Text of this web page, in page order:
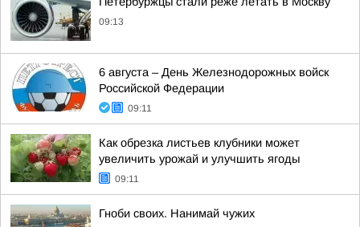
09:13
6 августа – День Железнодорожных войск
Российской Федерации
09:11
Как обрезка листьев клубники может
увеличить урожай и улучшить ягоды
09:11
Гноби своих. Нанимай чужих